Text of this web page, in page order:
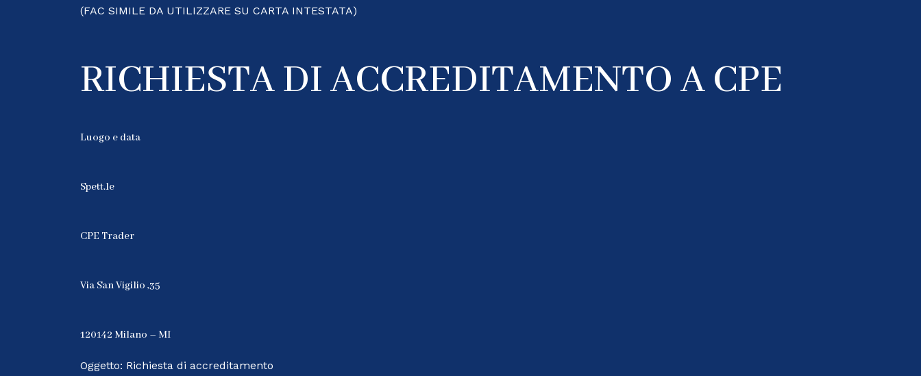
(FAC SIMILE DA UTILIZZARE SU CARTA INTESTATA)
RICHIESTA DI ACCREDITAMENTO A CPE
Luogo e data
Spett.le
CPE Trader
Via San Vigilio ,35
120142 Milano – MI
Oggetto: Richiesta di accreditamento